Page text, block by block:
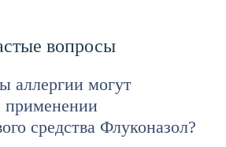
вопросы
аллергии могут
применении
средства Флуконазол?